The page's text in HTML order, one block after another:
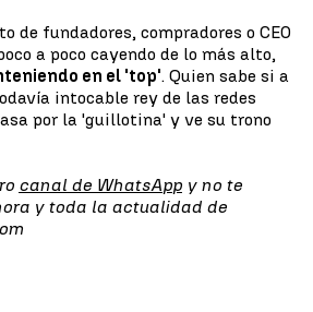
de fundadores, compradores o CEO
a poco cayendo de lo más alto,
en el 'top'. Quien sabe si a
intocable rey de las redes
por la 'guillotina' y ve su trono
canal de WhatsApp y no te
y toda la actualidad de